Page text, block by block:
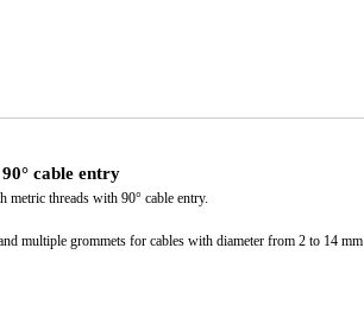
cable entry
threads with 90° cable entry.
multiple grommets for cables with diameter from 2 to 14 mm